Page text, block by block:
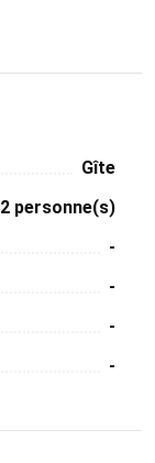
Gîte
2 personne(s)
-
-
-
-